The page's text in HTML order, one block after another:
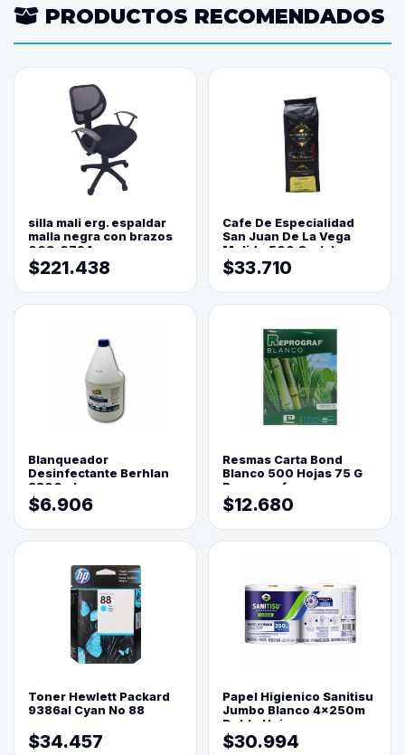
PRODUCTOS RECOMENDADOS
silla mali erg. espaldar
malla negra con brazos
003-0794
$221.438
Cafe De Especialidad
San Juan De La Vega
Molido 500 Grs(=)
$33.710
Blanqueador
Desinfectante Berhlan
3800ml
$6.906
Resmas Carta Bond
Blanco 500 Hojas 75 G
Reprograf.
$12.680
Toner Hewlett Packard
9386al Cyan No 88
$34.457
Papel Higienico Sanitisu
Jumbo Blanco 4x250m
Doble Hoja
$30.994